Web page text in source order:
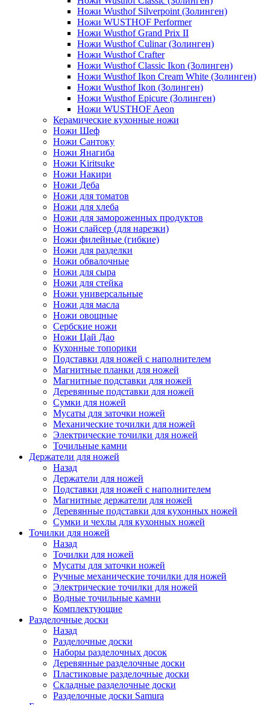
Ножи Wusthof Silverpoint (Золинген)
Ножи WUSTHOF Performer
Ножи Wusthof Grand Prix II
Ножи Wusthof Culinar (Золинген)
Ножи Wusthof Crafter
Ножи Wusthof Classic Ikon (Золинген)
Ножи Wusthof Ikon Cream White (Золинген)
Ножи Wusthof Ikon (Золинген)
Ножи Wusthof Epicure (Золинген)
Ножи WUSTHOF Aeon
Керамические кухонные ножи
Ножи Шеф
Ножи Сантоку
Ножи Янагиба
Ножи Kiritsuke
Ножи Накири
Ножи Деба
Ножи для томатов
Ножи для хлеба
Ножи для замороженных продуктов
Ножи слайсер (для нарезки)
Ножи филейные (гибкие)
Ножи для разделки
Ножи обвалочные
Ножи для сыра
Ножи для стейка
Ножи универсальные
Ножи для масла
Ножи овощные
Сербские ножи
Ножи Цай Дао
Кухонные топорики
Подставки для ножей с наполнителем
Магнитные планки для ножей
Магнитные подставки для ножей
Деревянные подставки для ножей
Сумки для ножей
Мусаты для заточки ножей
Механические точилки для ножей
Электрические точилки для ножей
Точильные камни
Держатели для ножей
Назад
Держатели для ножей
Подставки для ножей с наполнителем
Магнитные держатели для ножей
Деревянные подставки для кухонных ножей
Сумки и чехлы для кухонных ножей
Точилки для ножей
Назад
Точилки для ножей
Мусаты для заточки ножей
Ручные механические точилки для ножей
Электрические точилки для ножей
Водные точильные камни
Комплектующие
Разделочные доски
Назад
Разделочные доски
Наборы разделочных досок
Деревянные разделочные доски
Пластиковые разделочные доски
Складные разделочные доски
Разделочные доски Samura